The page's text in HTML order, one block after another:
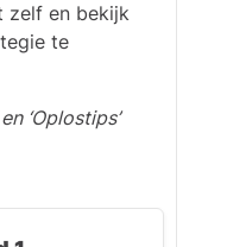
zelf en bekijk
te
‘Oplostips’